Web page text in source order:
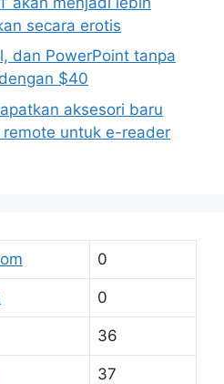
secara erotis
dan PowerPoint tanpa
$40
aksesori baru
untuk e-reader
0
0
36
37